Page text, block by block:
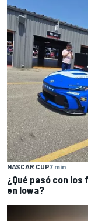
NASCAR CUP7 min
¿Qué pasó con los
en Iowa?